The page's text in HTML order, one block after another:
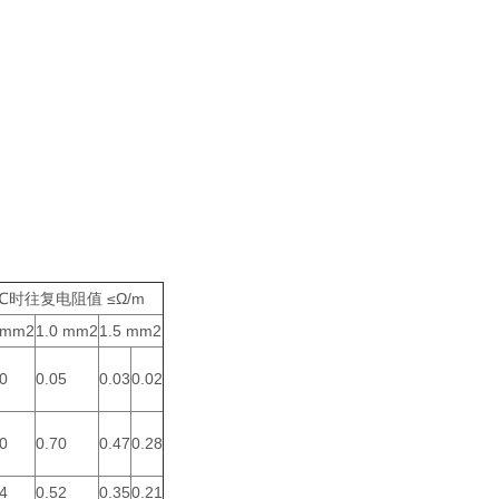
时往复电阻值 ≤Ω/m
1.0 mm21.5 mm2
0.05 0.030.02
0.70 0.470.28
0.52 0.350.21